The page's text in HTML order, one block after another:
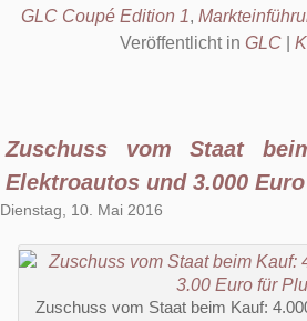
GLC Coupé Edition 1,
Veröffentlicht in GLC
Zuschuss vom Staat
Elektroautos und 3.000
Dienstag, 10. Mai 2016
Zuschuss vom Staat beim Kauf: